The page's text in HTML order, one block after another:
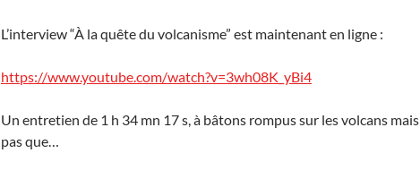
L’interview “À la quête du volcanisme” est maintenant en ligne :
https://www.youtube.com/watch?v=3wh08K_yBi4
Un entretien de 1 h 34 mn 17 s, à bâtons rompus sur les volcans mais
pas que…